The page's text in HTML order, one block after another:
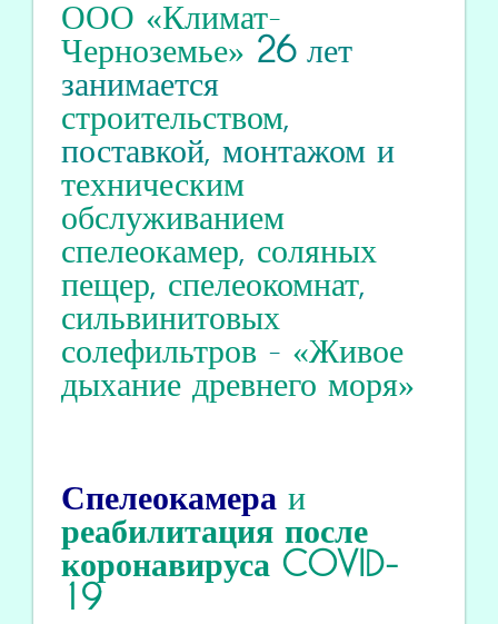
ООО «Климат-
Черноземье» 26лет
занимается
строительством,
поставкой, монтажом и
техническим
обслуживанием
спелеокамер, соляных
пещер, спелеокомнат,
сильвинитовых
солефильтров - «Живое
дыхание древнего моря»
Спелеокамера и
реабилитацияпосле
коронавируса COVID-
19